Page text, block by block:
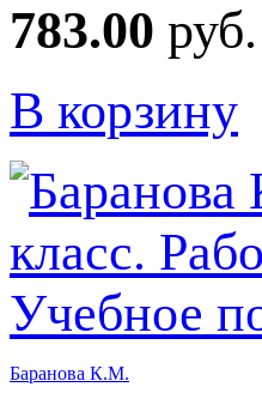
783.00 руб.
В корзину
Баранова К.М.